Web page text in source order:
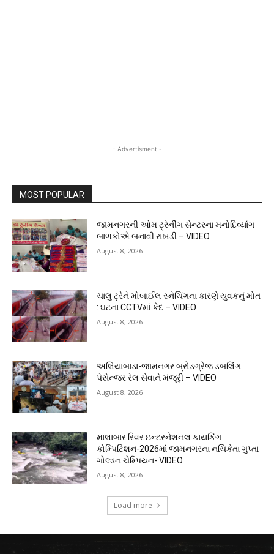
- Advertisment -
MOST POPULAR
જામનગરની ઓમ ટ્રેનીંગ સેન્ટરના મનોદિવ્યાંગ
બાળકોએ બનાવી રાખડી – VIDEO
August 8, 2026
ચાલુ ટ્રેને મોબાઈલ સ્નેચિંગના કારણે યુવકનું મોત
: ઘટના CCTVમાં કેદ – VIDEO
August 8, 2026
અલિયાબાડા-જામનગર બ્રોડગ્રેજ ડબલિંગ
પેસેન્જર રેલ સેવાને મંજૂરી – VIDEO
August 8, 2026
માલાબાર રિવર ઇન્ટરનેશનલ કાયકિંગ
કોમ્પિટિશન-2026માં જામનગરના નચિકેતા ગુપ્તા
ગોલ્ડન ચેમ્પિયન- VIDEO
August 8, 2026
Load more